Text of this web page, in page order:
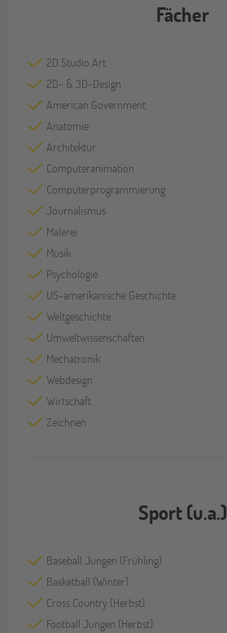
Fächer
2D Studio Art
2D- & 3D-Design
American Government
Anatomie
Architektur
Computeranimation
Computerprogrammierung
Journalismus
Malerei
Musik
Psychologie
US-amerikanische Geschichte
Weltgeschichte
Umweltwissenschaften
Mechatronik
Webdesign
Wirtschaft
Zeichnen
Sport (u.a.)
Baseball Jungen (Frühling)
Basketball (Winter)
Cross Country (Herbst)
Football Jungen (Herbst)